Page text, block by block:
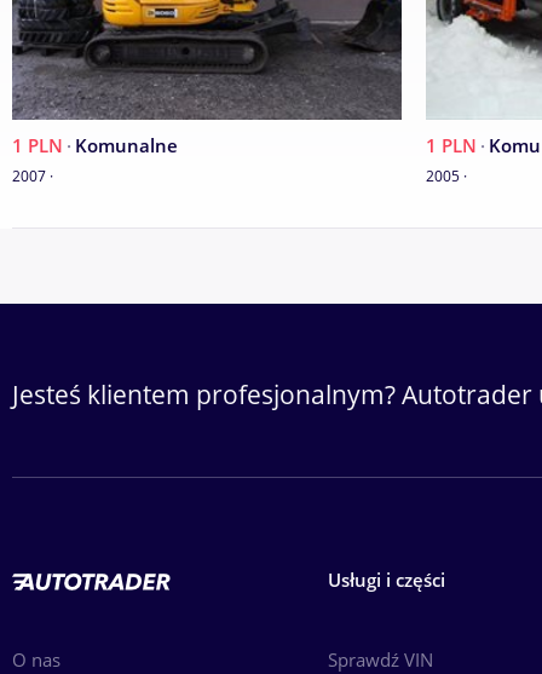
1 PLN · Komunalne
2007 ·
1 PLN ·
2005 ·
Jesteś klientem profesjonalnym?
O nas
Usługi i części
Sprawdź VIN